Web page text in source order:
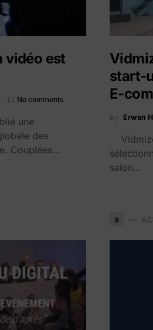
vidéo est
No comments
une
des
Couplées…
start-
E-
by Erwan
salon…
a